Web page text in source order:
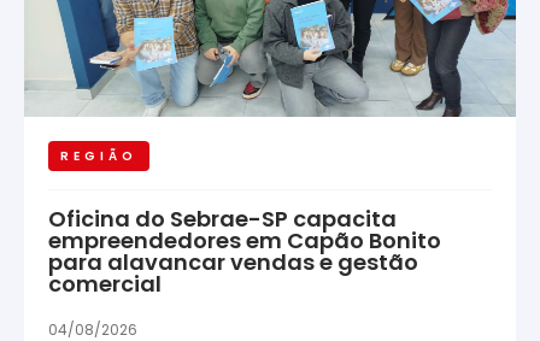
REGIÃO
Oficina do Sebrae-SP capacita
empreendedores em Capão Bonito
para alavancar vendas e gestão
comercial
04/08/2026